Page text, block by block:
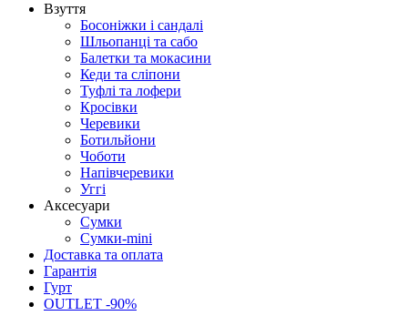
Взуття
Босоніжки і сандалі
Шльопанці та сабо
Балетки та мокасини
Кеди та сліпони
Туфлі та лофери
Кросівки
Черевики
Ботильйони
Чоботи
Напівчеревики
Уггі
Аксесуари
Сумки
Сумки-mini
Доставка та оплата
Гарантія
Гурт
OUTLET -90%